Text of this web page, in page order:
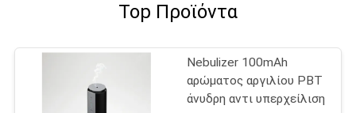
Top Προϊόντα
Nebulizer 100mAh
αρώματος αργιλίου PBT
άνυδρη αντι υπερχείλιση